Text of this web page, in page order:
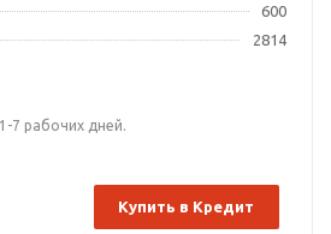
600
2814
7 рабочих дней.
Купить в Кредит